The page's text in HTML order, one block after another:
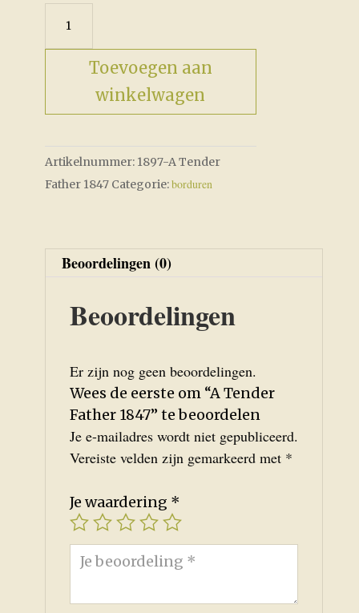
Tender
Father
Toevoegen aan
winkelwagen
Artikelnummer: 1897-A Tender
Father 1847 Categorie:borduren
Beoordelingen (0)
Beoordelingen
Er zijn nog geen beoordelingen.
Wees de eerste om “A Tender
Father 1847” te beoordelen
Je e-mailadres wordt niet gepubliceerd.
Vereiste velden zijn gemarkeerd met *
Je waardering *